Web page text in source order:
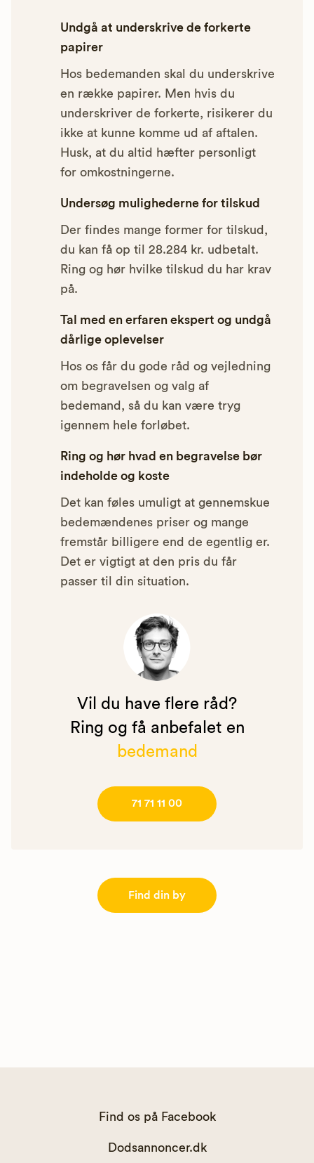
Undgå at underskrive de forkerte
papirer
Hos bedemanden skal du underskrive
en række papirer. Men hvis du
underskriver de forkerte, risikerer du
ikke at kunne komme ud af aftalen.
Husk, at du altid hæfter personligt
for omkostningerne.
Undersøg mulighederne for tilskud
Der findes mange former for tilskud,
du kan få op til 28.284 kr. udbetalt.
Ring og hør hvilke tilskud du har krav
på.
Tal med en erfaren ekspert og undgå
dårlige oplevelser
Hos os får du gode råd og vejledning
om begravelsen og valg af
bedemand, så du kan være tryg
igennem hele forløbet.
Ring og hør hvad en begravelse bør
indeholde og koste
Det kan føles umuligt at gennemskue
bedemændenes priser og mange
fremstår billigere end de egentlig er.
Det er vigtigt at den pris du får
passer til din situation.
Vil du have flere råd?
Ring og få anbefalet en
bedemand
71 71 11 00
Find din by
Find os på Facebook
Dodsannoncer.dk